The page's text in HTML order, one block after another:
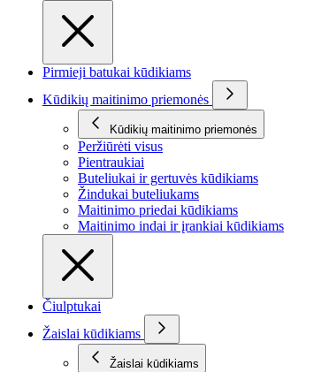
Pirmieji batukai kūdikiams
Kūdikių maitinimo priemonės
Kūdikių maitinimo priemonės
Peržiūrėti visus
Pientraukiai
Buteliukai ir gertuvės kūdikiams
Žindukai buteliukams
Maitinimo priedai kūdikiams
Maitinimo indai ir įrankiai kūdikiams
Čiulptukai
Žaislai kūdikiams
Žaislai kūdikiams